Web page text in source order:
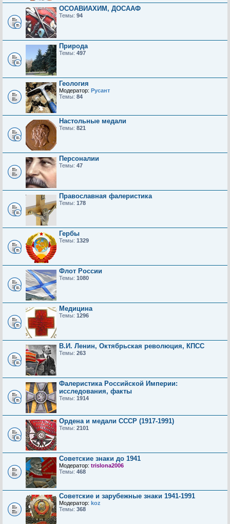
ОСОАВИАХИМ, ДОСААФ
Темы: 94
Природа
Темы: 497
Геология
Модератор: Русант
Темы: 84
Настольные медали
Темы: 821
Персоналии
Темы: 47
Православная фалеристика
Темы: 178
Гербы
Темы: 1329
Флот России
Темы: 1080
Медицина
Темы: 1296
В.И. Ленин, Октябрьская революция, КПСС
Темы: 263
Фалеристика Российской Империи:
исследования, факты
Темы: 1914
Ордена и медали СССР (1917-1991)
Темы: 2101
Советские знаки до 1941
Модератор: trislona2006
Темы: 468
Советские и зарубежные знаки 1941-1991
Модератор: koz
Темы: 368